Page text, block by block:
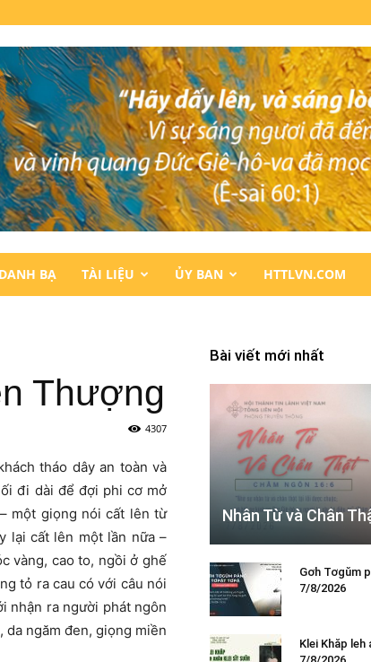
DANH BẠ TÀI LIỆU ỦY BAN HTTLVN.COM
Thượng
4307
tháo dây an toàn và
đi dài để đợi phi cơ mở
một giọng nói cất lên từ
lại cất lên một lần nữa –
vàng, cao to, ngồi ở ghế
tỏ ra cau có với câu nói
nhận ra người phát ngôn
da ngăm đen, giọng miền
Bài viết mới nhất
Nhân Từ và Chân
Gơh Tơgŭm
7/8/2026
Klei Khăp